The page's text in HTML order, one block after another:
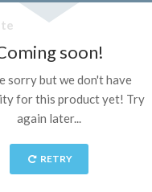
Opificio delle Pietre Dure
Le Musée Galilée
Le Jardin de Boboli
La tour d'Arnolfo
Le Palazzo Vecchio